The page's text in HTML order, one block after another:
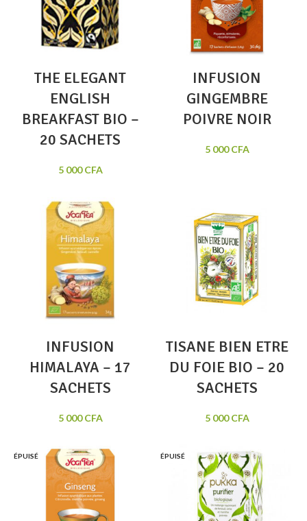
THE ELEGANT
ENGLISH
BREAKFAST BIO –
20 SACHETS
5 000CFA
INFUSION
GINGEMBRE
POIVRE NOIR
5 000CFA
INFUSION
HIMALAYA – 17
SACHETS
5 000CFA
TISANE BIEN ETRE
DU FOIE BIO – 20
SACHETS
5 000CFA
ÉPUISÉ ÉPUISÉ